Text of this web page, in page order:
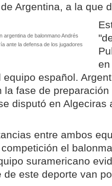
Argentina, a la que
argentina de balonmano Andrés
ante la defensa de los jugadores
equipo español.
la fase de
disputó en Algeciras
entre ambos
el
suramericano
de este deporte van